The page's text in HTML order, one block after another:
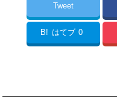
Tweet
B! はてブ 0